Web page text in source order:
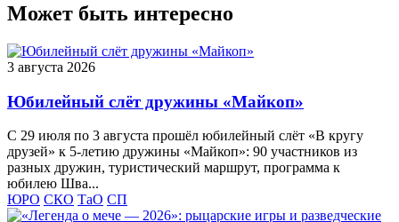
Может быть интересно
3 августа 2026
Юбилейный слёт дружины «Майкоп»
С 29 июля по 3 августа прошёл юбилейный слёт «В кругу
друзей» к 5‑летию дружины «Майкоп»: 90 участников из
разных дружин, туристический маршрут, программа к
юбилею Шва...
ЮРО СКО ТаО СП